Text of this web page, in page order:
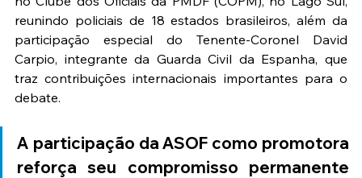
reunindo policiais de 18 estados brasileiros, além da
participação especial do Tenente-Coronel David
Carpio, integrante da Guarda Civil da Espanha, que
traz contribuições internacionais importantes para o
debate.
A participação da ASOF como promotora
reforça seu compromisso permanente